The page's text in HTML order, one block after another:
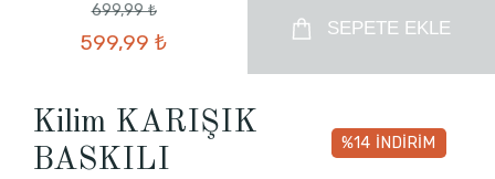
699,99 ₺
599,99 ₺
SEPETE EKLE
Kilim KARIŞIK
BASKILI
%14 İNDİRİM